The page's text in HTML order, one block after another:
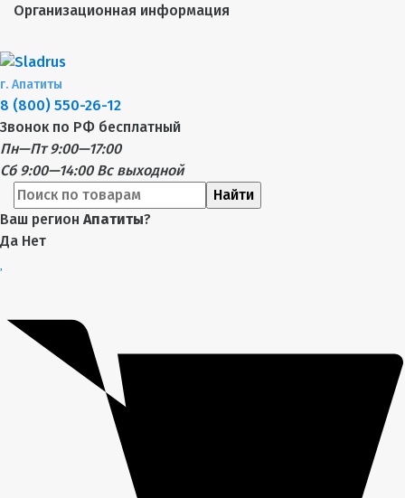
Организационная информация
г. Апатиты
8 (800) 550-26-12
Звонок по РФ бесплатный
Пн—Пт 9:00—17:00
Сб 9:00—14:00 Вс выходной
Найти
Ваш регион Апатиты?
Да Нет